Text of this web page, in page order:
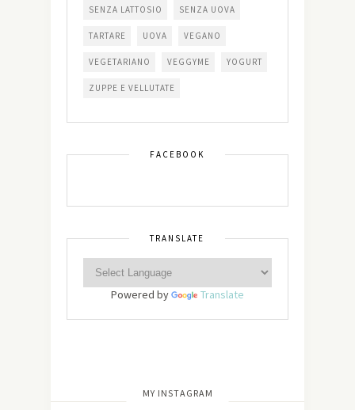
SENZA LATTOSIO SENZA UOVA
TARTARE UOVA VEGANO
VEGETARIANO VEGGYME YOGURT
ZUPPE E VELLUTATE
FACEBOOK
TRANSLATE
Powered by Translate
MY INSTAGRAM
[wdi_feed id=”2″]